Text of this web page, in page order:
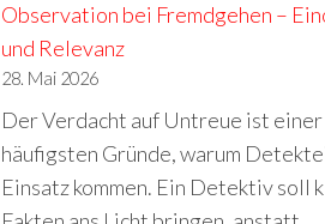
Observation bei Fremdgehen –
und Relevanz
28. Mai 2026
Der Verdacht auf Untreue ist
häufigsten Gründe, warum
Einsatz kommen. Ein Detektiv soll